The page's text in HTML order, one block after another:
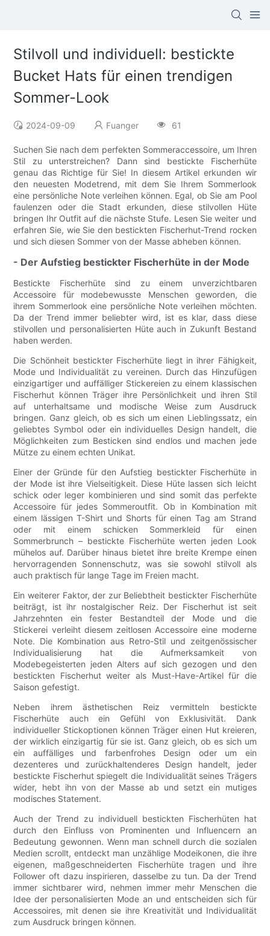
Stilvoll und individuell: bestickte
Bucket Hats für einen trendigen
Sommer-Look
2024-09-09 Fuanger 61
Suchen Sie nach dem perfekten Sommeraccessoire, um Ihren
Stil zu unterstreichen? Dann sind bestickte Fischerhüte
genau das Richtige für Sie! In diesem Artikel erkunden wir
den neuesten Modetrend, mit dem Sie Ihrem Sommerlook
eine persönliche Note verleihen können. Egal, ob Sie am Pool
faulenzen oder die Stadt erkunden, diese stilvollen Hüte
bringen Ihr Outfit auf die nächste Stufe. Lesen Sie weiter und
erfahren Sie, wie Sie den bestickten Fischerhut-Trend rocken
und sich diesen Sommer von der Masse abheben können.
- Der Aufstieg bestickter Fischerhüte in der Mode
Bestickte Fischerhüte sind zu einem unverzichtbaren
Accessoire für modebewusste Menschen geworden, die
ihrem Sommerlook eine persönliche Note verleihen möchten.
Da der Trend immer beliebter wird, ist es klar, dass diese
stilvollen und personalisierten Hüte auch in Zukunft Bestand
haben werden.
Die Schönheit bestickter Fischerhüte liegt in ihrer Fähigkeit,
Mode und Individualität zu vereinen. Durch das Hinzufügen
einzigartiger und auffälliger Stickereien zu einem klassischen
Fischerhut können Träger ihre Persönlichkeit und ihren Stil
auf unterhaltsame und modische Weise zum Ausdruck
bringen. Ganz gleich, ob es sich um einen Lieblingssatz, ein
geliebtes Symbol oder ein individuelles Design handelt, die
Möglichkeiten zum Besticken sind endlos und machen jede
Mütze zu einem echten Unikat.
Einer der Gründe für den Aufstieg bestickter Fischerhüte in
der Mode ist ihre Vielseitigkeit. Diese Hüte lassen sich leicht
schick oder leger kombinieren und sind somit das perfekte
Accessoire für jedes Sommeroutfit. Ob in Kombination mit
einem lässigen T-Shirt und Shorts für einen Tag am Strand
oder mit einem schicken Sommerkleid für einen
Sommerbrunch – bestickte Fischerhüte werten jeden Look
mühelos auf. Darüber hinaus bietet ihre breite Krempe einen
hervorragenden Sonnenschutz, was sie sowohl stilvoll als
auch praktisch für lange Tage im Freien macht.
Ein weiterer Faktor, der zur Beliebtheit bestickter Fischerhüte
beiträgt, ist ihr nostalgischer Reiz. Der Fischerhut ist seit
Jahrzehnten ein fester Bestandteil der Mode und die
Stickerei verleiht diesem zeitlosen Accessoire eine moderne
Note. Die Kombination aus Retro-Stil und zeitgenössischer
Individualisierung hat die Aufmerksamkeit von
Modebegeisterten jeden Alters auf sich gezogen und den
bestickten Fischerhut weiter als Must-Have-Artikel für die
Saison gefestigt.
Neben ihrem ästhetischen Reiz vermitteln bestickte
Fischerhüte auch ein Gefühl von Exklusivität. Dank
individueller Stickoptionen können Träger einen Hut kreieren,
der wirklich einzigartig für sie ist. Ganz gleich, ob es sich um
ein auffälliges und farbenfrohes Design oder um ein
dezenteres und zurückhaltenderes Design handelt, jeder
bestickte Fischerhut spiegelt die Individualität seines Trägers
wider, hebt ihn von der Masse ab und setzt ein mutiges
modisches Statement.
Auch der Trend zu individuell bestickten Fischerhüten hat
durch den Einfluss von Prominenten und Influencern an
Bedeutung gewonnen. Wenn man schnell durch die sozialen
Medien scrollt, entdeckt man unzählige Modeikonen, die ihre
eigenen, maßgeschneiderten Fischerhüte tragen und ihre
Follower oft dazu inspirieren, dasselbe zu tun. Da der Trend
immer sichtbarer wird, nehmen immer mehr Menschen die
Idee der personalisierten Mode an und entscheiden sich für
Accessoires, mit denen sie ihre Kreativität und Individualität
zum Ausdruck bringen können.